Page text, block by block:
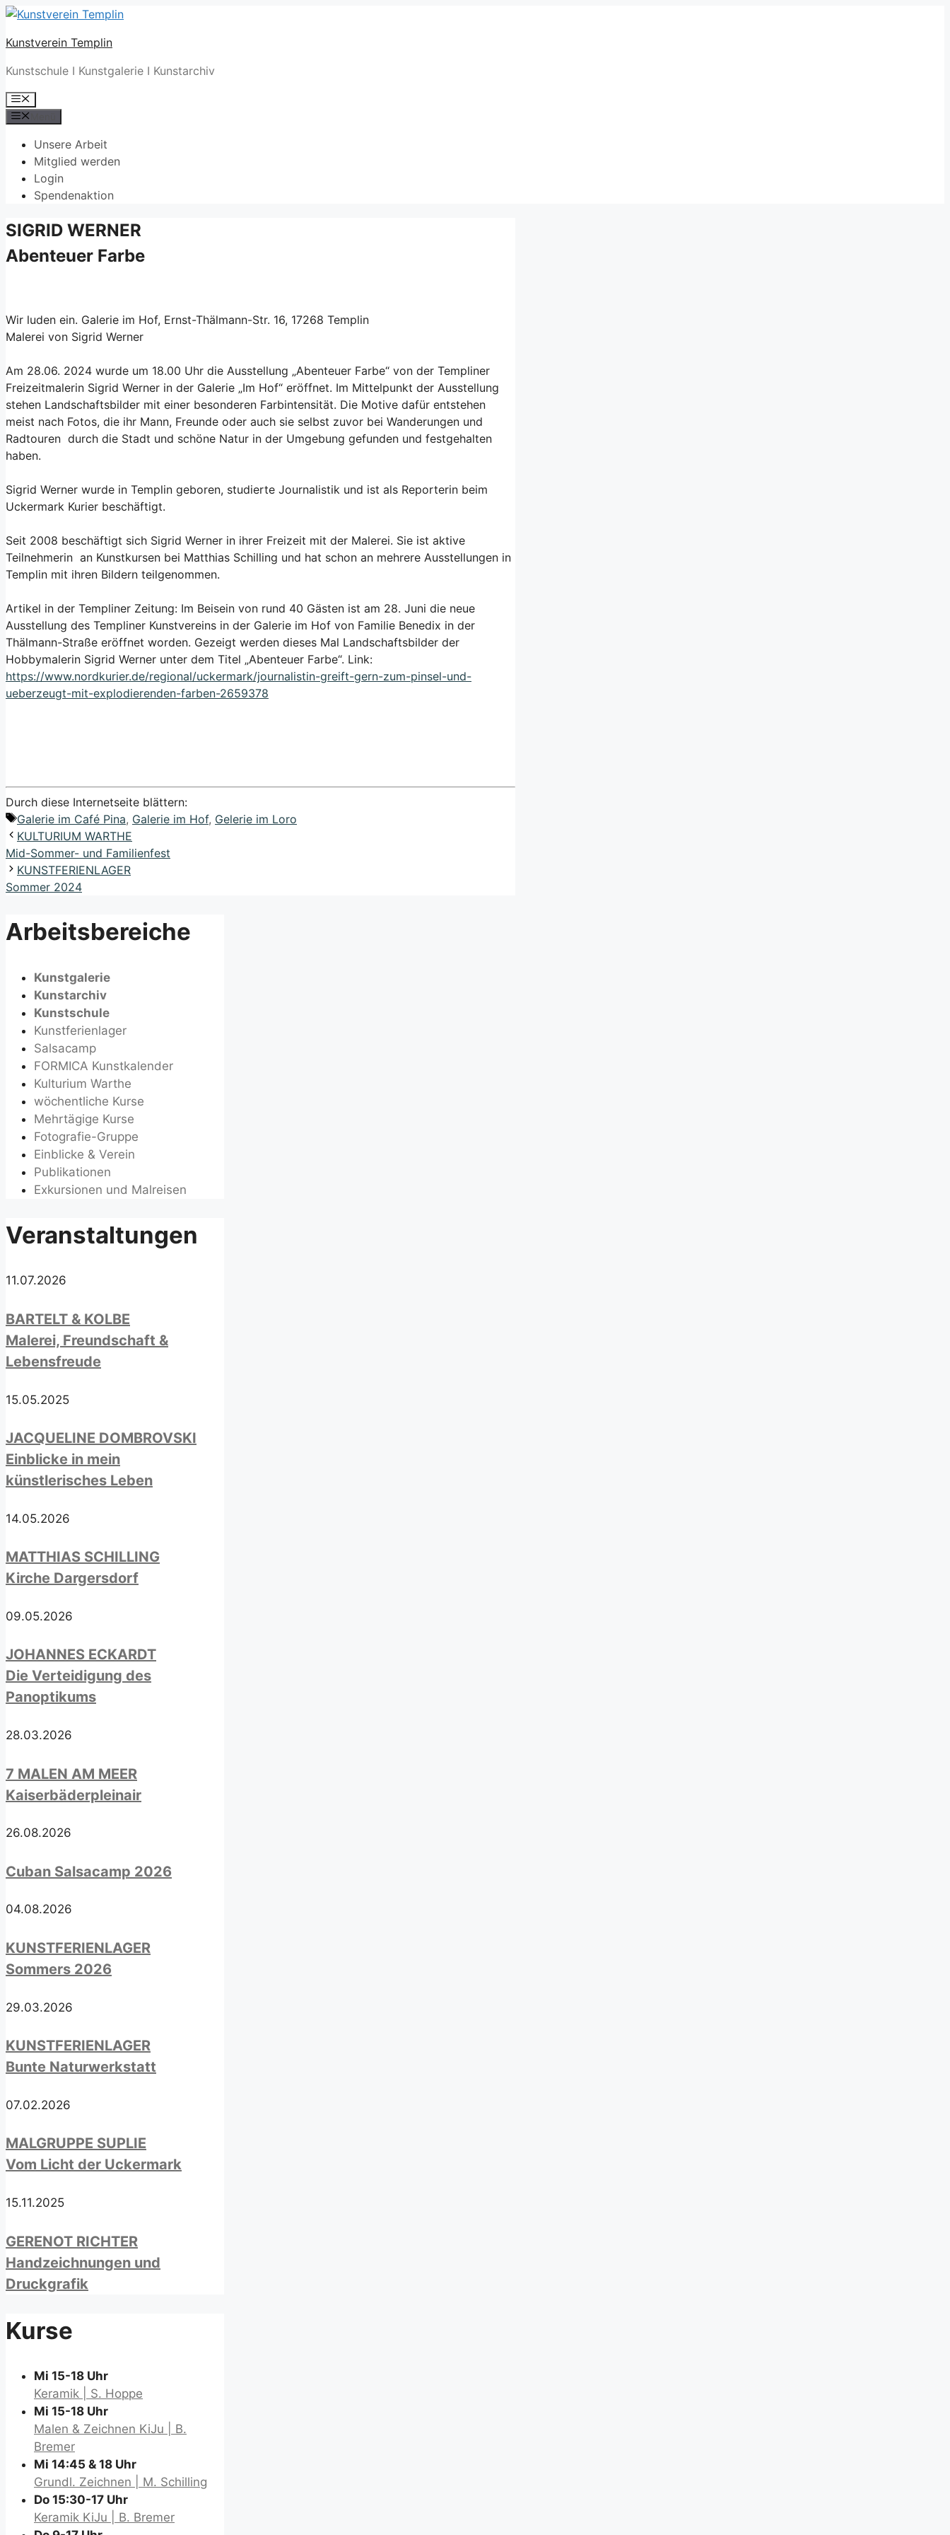
Zum
springen
Kunstverein Templin
Kunstschule I Kunstgalerie I Kunstarchiv
Menü
Unsere Arbeit
Mitglied werden
Login
Spendenaktion
SIGRID WERNER
Abenteuer Farbe
Wir luden ein. Galerie im Hof, Ernst-Thälmann-Str. 16, 17268 Templin
Malerei von Sigrid Werner
Am 28.06. 2024 wurde um 18.00 Uhr die Ausstellung „Abenteuer Farbe“ von der Templiner
Freizeitmalerin Sigrid Werner in der Galerie „Im Hof“ eröffnet. Im Mittelpunkt der Ausstellung
stehen Landschaftsbilder mit einer besonderen Farbintensität. Die Motive dafür entstehen
meist nach Fotos, die ihr Mann, Freunde oder auch sie selbst zuvor bei Wanderungen und
Radtouren durch die Stadt und schöne Natur in der Umgebung gefunden und festgehalten
haben.
Sigrid Werner wurde in Templin geboren, studierte Journalistik und ist als Reporterin beim
Uckermark Kurier beschäftigt.
Seit 2008 beschäftigt sich Sigrid Werner in ihrer Freizeit mit der Malerei. Sie ist aktive
Teilnehmerin an Kunstkursen bei Matthias Schilling und hat schon an mehrere Ausstellungen in
Templin mit ihren Bildern teilgenommen.
Artikel in der Templiner Zeitung: Im Beisein von rund 40 Gästen ist am 28. Juni die neue
Ausstellung des Templiner Kunstvereins in der Galerie im Hof von Familie Benedix in der
Thälmann-Straße eröffnet worden. Gezeigt werden dieses Mal Landschaftsbilder der
Hobbymalerin Sigrid Werner unter dem Titel „Abenteuer Farbe“. Link:
https://www.nordkurier.de/regional/uckermark/journalistin-greift-gern-zum-pinsel-und-
ueberzeugt-mit-explodierenden-farben-2659378
Durch diese Internetseite blättern:
Schlagwörter
Galerie im Café Pina, Galerie im Hof, Gelerie im Loro
KULTURIUM WARTHE
Mid-Sommer- und Familienfest
KUNSTFERIENLAGER
Sommer 2024
Arbeitsbereiche
Kunstgalerie
Kunstarchiv
Kunstschule
Kunstferienlager
Salsacamp
FORMICA Kunstkalender
Kulturium Warthe
wöchentliche Kurse
Mehrtägige Kurse
Fotografie-Gruppe
Einblicke & Verein
Publikationen
Exkursionen und Malreisen
Veranstaltungen
11.07.2026
BARTELT & KOLBE
Malerei, Freundschaft &
Lebensfreude
15.05.2025
JACQUELINE DOMBROVSKI
Einblicke in mein
künstlerisches Leben
14.05.2026
MATTHIAS SCHILLING
Kirche Dargersdorf
09.05.2026
JOHANNES ECKARDT
Die Verteidigung des
Panoptikums
28.03.2026
7 MALEN AM MEER
Kaiserbäderpleinair
26.08.2026
Cuban Salsacamp 2026
04.08.2026
KUNSTFERIENLAGER
Sommers 2026
29.03.2026
KUNSTFERIENLAGER
Bunte Naturwerkstatt
07.02.2026
MALGRUPPE SUPLIE
Vom Licht der Uckermark
15.11.2025
GERENOT RICHTER
Handzeichnungen und
Druckgrafik
Kurse
Mi 15-18 Uhr
Keramik | S. Hoppe
Mi 15-18 Uhr
Malen & Zeichnen KiJu | B.
Bremer
Mi 14:45 & 18 Uhr
Grundl. Zeichnen | M. Schilling
Do 15:30-17 Uhr
Keramik KiJu | B. Bremer